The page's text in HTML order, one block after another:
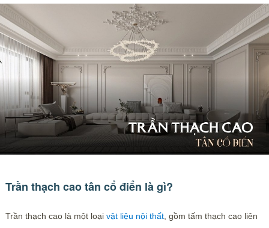
Trần thạch cao tân cổ điển là gì?
Trần thạch cao là một loại vật liệu nội thất, gồm tấm thạch cao liên